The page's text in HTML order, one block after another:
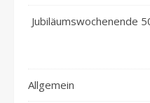
Jubiläumswochenende
Allgemein